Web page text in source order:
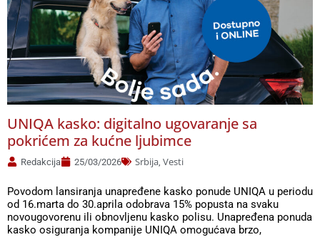
UNIQA kasko: digitalno ugovaranje sa
pokrićem za kućne ljubimce
Redakcija 25/03/2026 Srbija Vesti
Povodom lansiranja unapređene kasko ponude UNIQA u periodu
od 16.marta do 30.aprila odobrava 15% popusta na svaku
novougovorenu ili obnovljenu kasko polisu. Unapređena ponuda
kasko osiguranja kompanije UNIQA omogućava brzo,